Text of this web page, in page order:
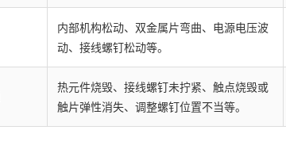
内部机构松动、双金属片弯曲、电源电压波
动、接线螺钉松动等。
热元件烧毁、接线螺钉未拧紧、触点烧毁或
触片弹性消失、调整螺钉位置不当等。